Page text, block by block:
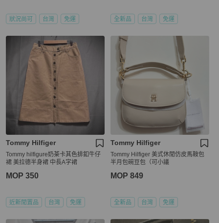
狀況尚可 台灣 免運 全新品 台灣 免運
Tommy Hilfiger
Tommy hilfigure奶茶卡其色排釦牛仔
裙 美拉德半身裙 中長A字裙
MOP 350
近新閒置品 台灣 免運
Tommy Hilfiger
Tommy Hilfiger 美式休閒仿皮馬鞍包
半月包碗豆包（可小議
MOP 849
全新品 台灣 免運